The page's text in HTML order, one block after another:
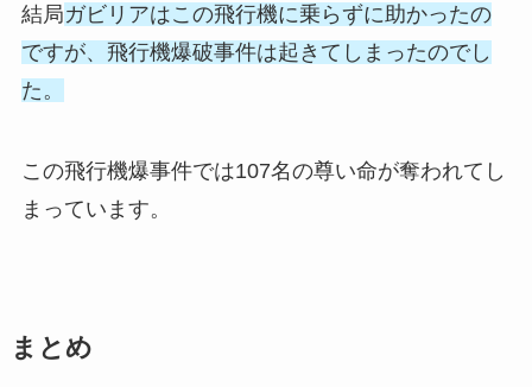
結局ガビリアはこの飛行機に乗らずに助かったの
ですが、飛行機爆破事件は起きてしまったのでし
た。
この飛行機爆事件では107名の尊い命が奪われてし
まっています。
まとめ